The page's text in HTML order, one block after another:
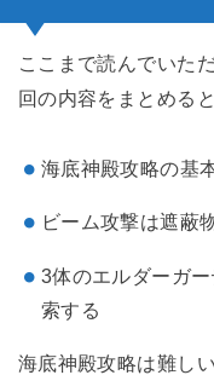
ここまで読んでいた
回の内容をまとめる
海底神殿攻略の基
ビーム攻撃は遮蔽
3体のエルダーガ
索する
海底神殿攻略は難し